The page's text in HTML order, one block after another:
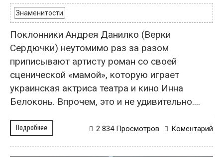
Знаменитости
Поклонники Андрея Данилко (Верки
Сердючки) неутомимо раз за разом
приписывают артисту роман со своей
сценической «мамой», которую играет
украинская актриса театра и кино Инна
Белоконь. Впрочем, это и не удивительно....
Подробнее Коментарий
2 834 Просмотров